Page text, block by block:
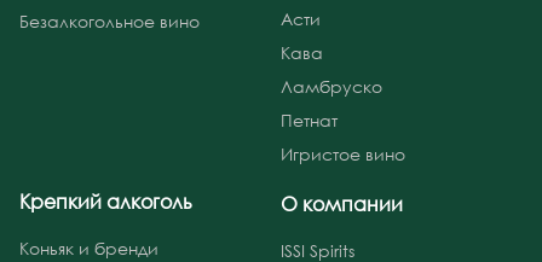
Безалкогольное вино
Асти
Кава
Ламбруско
Петнат
Игристое вино
Крепкий алкоголь
Коньяк и бренди
О компании
ISSI Spirits